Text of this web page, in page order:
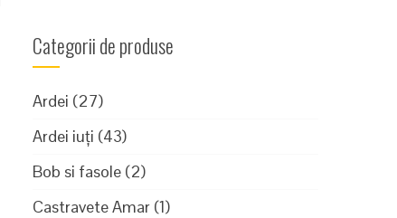
Categorii de produse
Ardei (27)
Ardei iuți (43)
Bob si fasole (2)
Castravete Amar (1)